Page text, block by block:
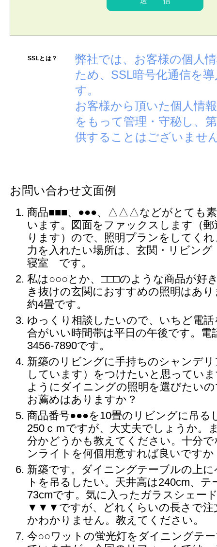
SSLとは？
弊社では、お客様の個人
ため、SSL暗号化通信を
す。
お客様から頂いた個人情
をもって管理・守秘し、
供することはございませ
お問い合わせ文面例
商品■■■、●●●、△△△などがとても素
います。図面をファックスします（
ります）ので、照明プランをしてく
力を入れたい場所は、玄関・リビン
寝室 です。
私は○○○とか、□□□のような商品が好
き抜けの玄関におすすめの照明はあ
約4畳です。
ゆっくり相談したいので、いちど電
合がいい時間帯は平日の午後です。
3456-7890です。
新築のリビングに手持ちのシャンデ
しています）をつけたいと思ってい
ようにダイニングの照明を選びたい
お薦めはありますか？
商品番号●●●を10畳のリビングに吊る
250ｃｍですが、大丈夫でしょうか。
分かどうかも教えてください。十分
ンライトを何個用意すれば良いですか
新築です。ダイニングテーブルの上
トを吊るしたい。天井高は240cm、
73cmです。気に入ったガラスシェ
▼▼▼ですが、どれくらいの長さで注
かわかりません。教えてください。
今○○ワットの蛍光灯をダイニングテ